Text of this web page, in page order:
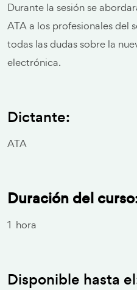
Durante la sesión se
ATA a los profesionales del
todas las dudas sobre la
electrónica.
Dictante:
ATA
Duración del curso
1 hora
Disponible hasta